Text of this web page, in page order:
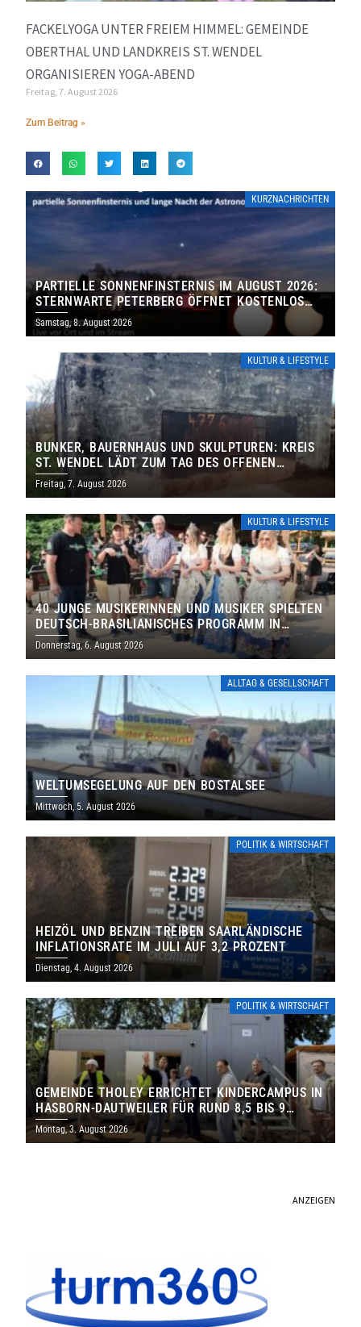
FACKELYOGA UNTER FREIEM HIMMEL: GEMEINDE
OBERTHAL UND LANDKREIS ST. WENDEL
ORGANISIEREN YOGA-ABEND
Freitag, 7. August 2026
Zum Beitrag »
KURZNACHRICHTEN
PARTIELLE SONNENFINSTERNIS IM AUGUST 2026:
STERNWARTE PETERBERG ÖFFNET KOSTENLOS
IHRE TORE
Samstag, 8. August 2026
KULTUR & LIFESTYLE
BUNKER, BAUERNHAUS UND SKULPTUREN: KREIS
ST. WENDEL LÄDT ZUM TAG DES OFFENEN
DENKMALS EIN
Freitag, 7. August 2026
KULTUR & LIFESTYLE
40 JUNGE MUSIKERINNEN UND MUSIKER SPIELTEN
DEUTSCH-BRASILIANISCHES PROGRAMM IN
THOLEY
Donnerstag, 6. August 2026
ALLTAG & GESELLSCHAFT
WELTUMSEGELUNG AUF DEN BOSTALSEE
Mittwoch, 5. August 2026
POLITIK & WIRTSCHAFT
HEIZÖL UND BENZIN TREIBEN SAARLÄNDISCHE
INFLATIONSRATE IM JULI AUF 3,2 PROZENT
Dienstag, 4. August 2026
POLITIK & WIRTSCHAFT
GEMEINDE THOLEY ERRICHTET KINDERCAMPUS IN
HASBORN-DAUTWEILER FÜR RUND 8,5 BIS 9
MILLIONEN EURO
Montag, 3. August 2026
ANZEIGEN